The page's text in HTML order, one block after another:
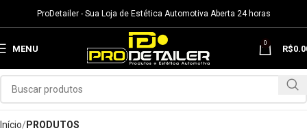
ProDetailer - Sua Loja de Estética Automotiva Aberta 24 horas
MENU
0
R$
Início PRODUTOS